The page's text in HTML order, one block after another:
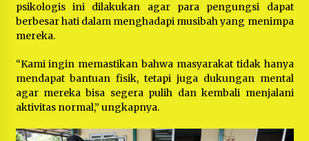
psikologis ini dilakukan agar para pengungsi dapat
berbesar hati dalam menghadapi musibah yang menimpa
mereka.
“Kami ingin memastikan bahwa masyarakat tidak hanya
mendapat bantuan fisik, tetapi juga dukungan mental
agar mereka bisa segera pulih dan kembali menjalani
aktivitas normal,” ungkapnya.